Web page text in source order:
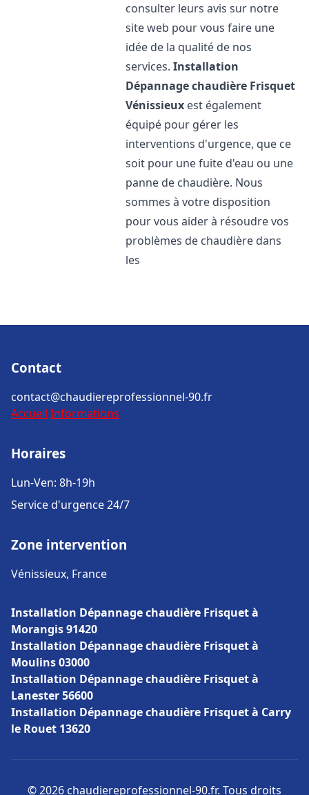
consulter leurs avis sur notre
site web pour vous faire une
idée de la qualité de nos
services.Installation
Dépannage chaudière Frisquet
Vénissieux est également
équipé pour gérer les
interventions d'urgence, que ce
soit pour une fuite d'eau ou une
panne de chaudière. Nous
sommes à votre disposition
pour vous aider à résoudre vos
problèmes de chaudière dans
les
Contact
contact@chaudiereprofessionnel-90.fr
Accueil Informations
Horaires
Lun-Ven: 8h-19h
Service d'urgence 24/7
Zone intervention
Vénissieux, France
Installation Dépannage chaudière Frisquet à
Morangis 91420
Installation Dépannage chaudière Frisquet à
Moulins 03000
Installation Dépannage chaudière Frisquet à
Lanester 56600
Installation Dépannage chaudière Frisquet à Carry
le Rouet 13620
© 2026 chaudiereprofessionnel-90.fr. Tous droits